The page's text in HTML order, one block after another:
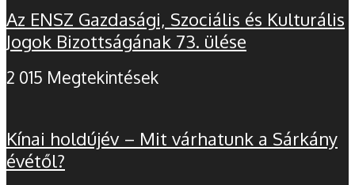
Az ENSZ Gazdasági, Szociális és Kulturális
Jogok Bizottságának 73. ülése
2 015 Megtekintések
Kínai holdújév – Mit várhatunk a Sárkány
évétől?